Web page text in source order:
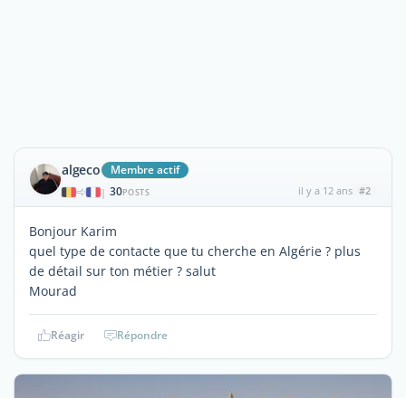
algeco Membre actif
| 30POSTS il y a 12 ans #2
Bonjour Karim
quel type de contacte que tu cherche en Algérie ? plus
de détail sur ton métier ? salut
Mourad
Réagir Répondre